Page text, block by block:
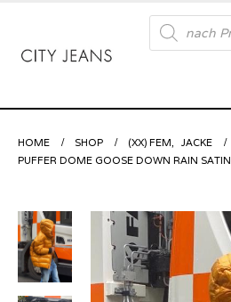
Products
search
HOME SHOP (XX) FEM,
JACKE
PUFFER DOME GOOSE DOWN RAIN SATIN